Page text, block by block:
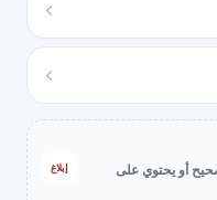
صحيح أو يحتوي على
إبلاغ